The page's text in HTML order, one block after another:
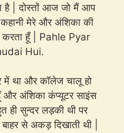
है | दोस्तों आज जो मैं आप
कहानी मेरे और अंशिका की
करता हूँ | Pahle Pyar
Hui.
में था और कॉलेज चालू हो
अंशिका कंप्यूटर साइंस
ही सुन्दर लड़की थी पर
से अकड़ दिखाती थी |